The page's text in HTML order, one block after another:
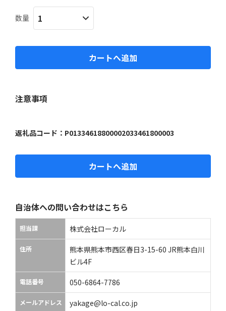
数量
カートへ追加
注意事項
返礼品コード： P01334618800002033461800003
カートへ追加
自治体への問い合わせはこちら
担当課 株式会社ローカル
住所
熊本県熊本市西区春日3-15-60 JR熊本白川
ビル4F
電話番号 050-6864-7786
メールアドレス yakage@lo-cal.co.jp